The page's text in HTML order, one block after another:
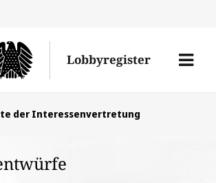
den
Lobbyregister
Menü
der Interessenvertretung